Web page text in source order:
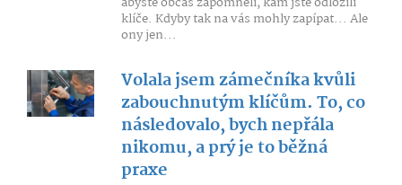
klíče. Kdyby tak na vás mohly zapípat... Ale
ony jen...
Volala jsem zámečníka kvůli
zabouchnutým klíčům. To, co
následovalo, bych nepřála
nikomu, a prý je to běžná
praxe